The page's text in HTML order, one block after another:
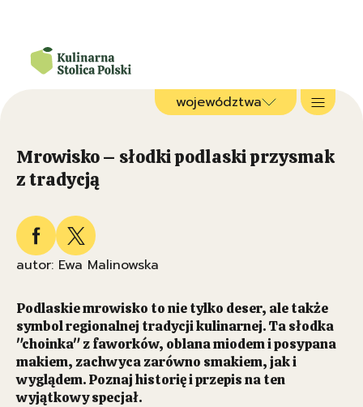
województwa
Mrowisko – słodki podlaski przysmak
z tradycją
autor: Ewa Malinowska
Podlaskie mrowisko to nie tylko deser, ale także
symbol regionalnej tradycji kulinarnej. Ta słodka
"choinka" z faworków, oblana miodem i posypana
makiem, zachwyca zarówno smakiem, jak i
wyglądem. Poznaj historię i przepis na ten
wyjątkowy specjał.